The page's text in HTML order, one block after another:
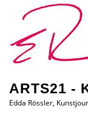
ARTS21 -
Edda Rössler,